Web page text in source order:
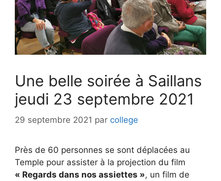
Une belle soirée à Saillans
jeudi 23 septembre 2021
29 septembre 2021 par college
Près de 60 personnes se sont déplacées au
Temple pour assister à la projection du film
« Regards dans nos assiettes », un film de